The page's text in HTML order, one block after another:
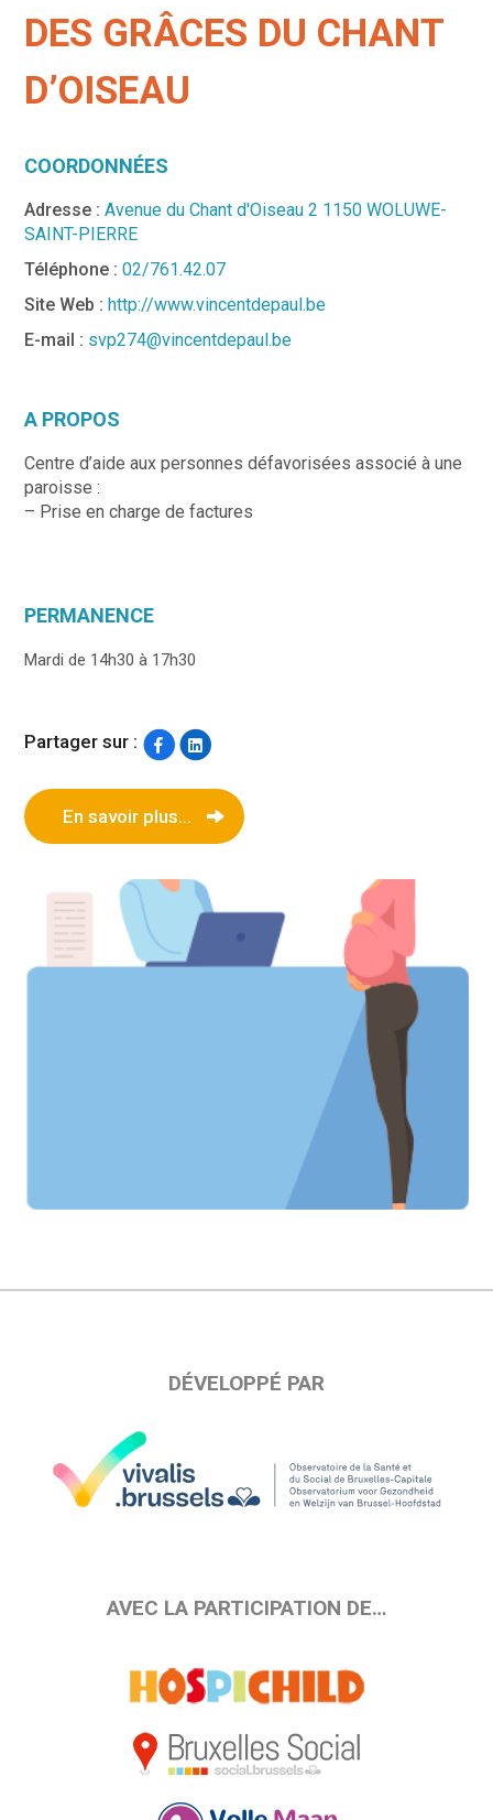
DES GRÂCES DU CHANT
D’OISEAU
COORDONNÉES
Adresse : Avenue du Chant d'Oiseau 2 1150 WOLUWE-
SAINT-PIERRE
Téléphone :02/761.42.07
Site Web : http://www.vincentdepaul.be
E-mail : svp274@vincentdepaul.be
A PROPOS
Centre d’aide aux personnes défavorisées associé à une
paroisse :
– Prise en charge de factures
PERMANENCE
Mardi de 14h30 à 17h30
Partager sur :
En savoir plus...
DÉVELOPPÉ PAR
AVEC LA PARTICIPATION DE…